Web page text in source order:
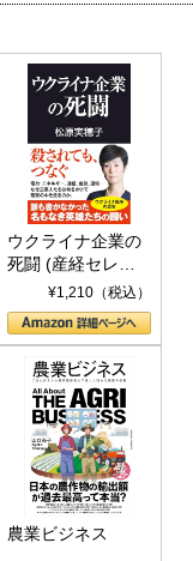
ウクライナ企業の
死闘 (産経セレク
ト S 039)¥1,210（税込）
農業ビジネス